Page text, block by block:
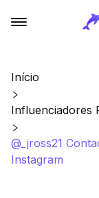
Início
Influenciadores
@_jross21
Instagram